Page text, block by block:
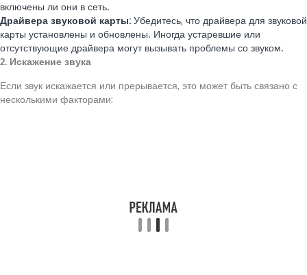
включены ли они в сеть.
Драйвера звуковой карты: Убедитесь, что драйвера для звуковой
карты установлены и обновлены. Иногда устаревшие или
отсутствующие драйвера могут вызывать проблемы со звуком.
2. Искажение звука
Если звук искажается или прерывается, это может быть связано с
несколькими факторами: